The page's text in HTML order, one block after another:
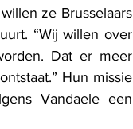
ze Brusselaars
“Wij willen over
Dat er meer
Hun missie
Vandaele een